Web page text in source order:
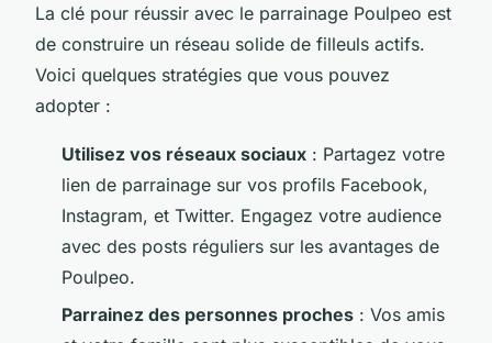
La clé pour réussir avec le parrainage Poulpeo est
de construire un réseau solide de filleuls actifs.
Voici quelques stratégies que vous pouvez
adopter :
Utilisez vos réseaux sociaux : Partagez votre
lien de parrainage sur vos profils Facebook,
Instagram, et Twitter. Engagez votre audience
avec des posts réguliers sur les avantages de
Poulpeo.
Parrainez des personnes proches : Vos amis